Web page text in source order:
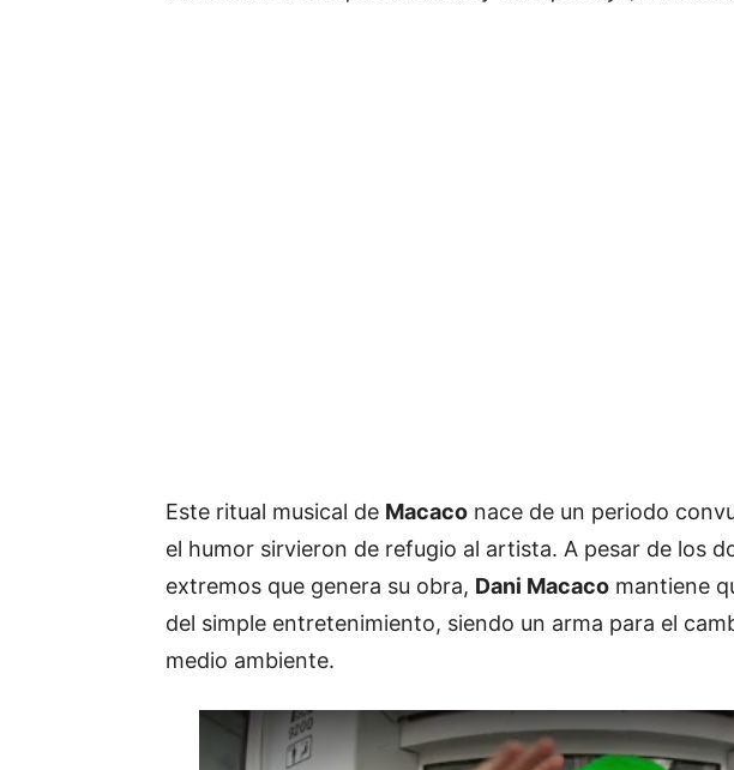
Este ritual musical de Macaco nace de un periodo
el humor sirvieron de refugio al artista. A pesar de los
extremos que genera su obra, Dani Macaco mantiene
del simple entretenimiento, siendo un arma para el
medio ambiente.